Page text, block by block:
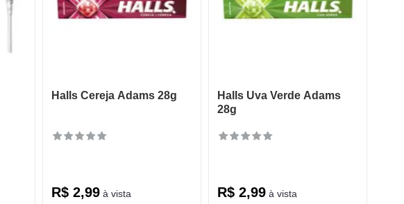
Halls Cereja Adams 28g
R$ 2,99à vista
Halls Uva Verde Adams
28g
R$ 2,99à vista